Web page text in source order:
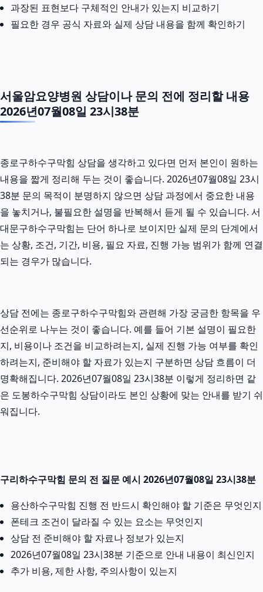
과장된 표현보다 구체적인 안내가 있는지 비교하기
필요한 경우 공식 자료와 실제 상담 내용을 함께 확인하기
서울암요양병원 상담이나 문의 전에 정리할 내용
2026년07월08일 23시38분
종로구하수구막힘 상담을 생각하고 있다면 먼저 본인이 원하는
내용을 짧게 정리해 두는 것이 좋습니다. 2026년07월08일 23시
38분 문의 목적이 분명하지 않으면 상담 과정에서 중요한 내용
을 놓치거나, 불필요한 설명을 반복해서 듣게 될 수 있습니다. 서
대문구하수구막힘는 단어 하나로 보이지만 실제 문의 단계에서
는 상황, 조건, 기간, 비용, 필요 자료, 진행 가능 범위가 함께 연결
되는 경우가 많습니다.
상담 전에는 종로구하수구막힘와 관련해 가장 궁금한 항목을 우
선순위로 나누는 것이 좋습니다. 예를 들어 기본 설명이 필요한
지, 비용이나 조건을 비교하려는지, 실제 진행 가능 여부를 확인
하려는지, 준비해야 할 자료가 있는지 구분하면 상담 흐름이 더
명확해집니다. 2026년07월08일 23시38분 이렇게 정리하면 같
은 도봉하수구막힘 상담이라도 본인 상황에 맞는 안내를 받기 쉬
워집니다.
구리하수구막힘 문의 전 질문 예시 2026년07월08일 23시38분
용산하수구막힘 진행 전 반드시 확인해야 할 기준은 무엇인지
폰테크 조건이 달라질 수 있는 요소는 무엇인지
상담 전 준비해야 할 자료나 정보가 있는지
2026년07월08일 23시38분 기준으로 안내 내용이 최신인지
추가 비용, 제한 사항, 주의사항이 있는지